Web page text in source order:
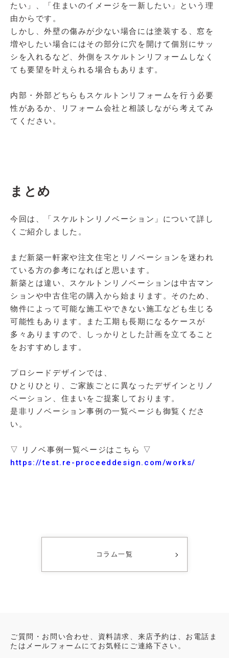
たい」、「住まいのイメージを一新したい」という理
由からです。
しかし、外壁の傷みが少ない場合には塗装する、窓を
増やしたい場合にはその部分に穴を開けて個別にサッ
シを入れるなど、外側をスケルトンリフォームしなく
ても要望を叶えられる場合もあります。
内部・外部どちらもスケルトンリフォームを行う必要
性があるか、リフォーム会社と相談しながら考えてみ
てください。
まとめ
今回は、「スケルトンリノベーション」について詳し
くご紹介しました。
まだ新築一軒家や注文住宅とリノベーションを迷われ
ている方の参考になればと思います。
新築とは違い、スケルトンリノベーションは中古マン
ションや中古住宅の購入から始まります。そのため、
物件によって可能な施工やできない施工なども生じる
可能性もあります。また工期も長期になるケースが
多々ありますので、しっかりとした計画を立てること
をおすすめします。
プロシードデザインでは、
ひとりひとり、ご家族ごとに異なったデザインとリノ
ベーション、住まいをご提案しております。
是非リノベーション事例の一覧ページも御覧くださ
い。
▽ リノベ事例一覧ページはこちら ▽
https://test.re-proceeddesign.com/works/
コラム一覧
ご質問・お問い合わせ、資料請求、来店予約は、お電話ま
たはメールフォームにてお気軽にご連絡下さい。